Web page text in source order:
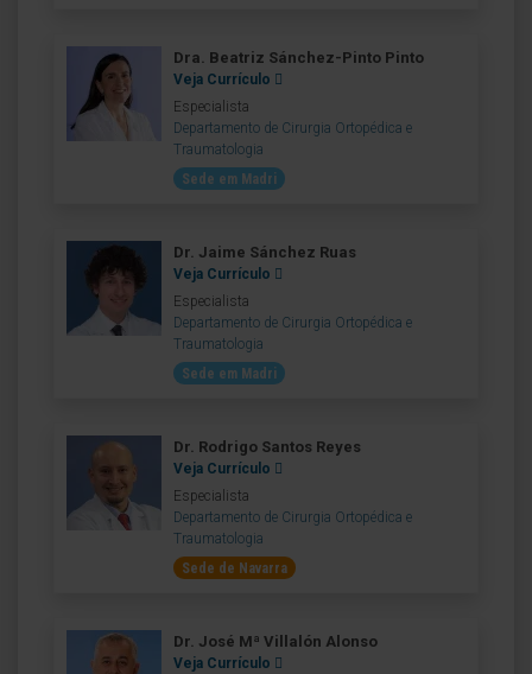
Dra. Beatriz Sánchez-Pinto Pinto
Veja Currículo
Especialista
Departamento de Cirurgia Ortopédica e
Traumatologia
Sede em Madri
Dr. Jaime Sánchez Ruas
Veja Currículo
Especialista
Departamento de Cirurgia Ortopédica e
Traumatologia
Sede em Madri
Dr. Rodrigo Santos Reyes
Veja Currículo
Especialista
Departamento de Cirurgia Ortopédica e
Traumatologia
Sede de Navarra
Dr. José Mª Villalón Alonso
Veja Currículo